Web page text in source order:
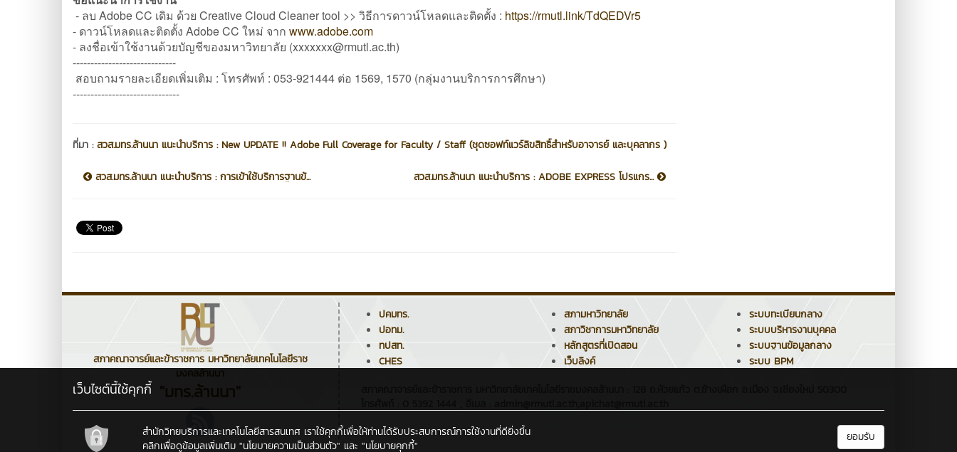
- ลบ Adobe CC เดิม ด้วย Creative Cloud Cleaner tool >> วิธีการดาวน์โหลดและติดตั้ง : https://rmutl.link/TdQEDVr5
- ดาวน์โหลดและติดตั้ง Adobe CC ใหม่ จาก www.adobe.com
- ลงชื่อเข้าใช้งานด้วยบัญชีของมหาวิทยาลัย (xxxxxxx@rmutl.ac.th)
-----------------------------
สอบถามรายละเอียดเพิ่มเติม : โทรศัพท์ : 053-921444 ต่อ 1569, 1570 (กลุ่มงานบริการการศึกษา)
------------------------------
ที่มา :สวส.มทร.ล้านนา แนะนำบริการ : New UPDATE !! Adobe Full Coverage for Faculty / Staff (ชุดซอฟท์แวร์ลิขสิทธิ์สำหรับอาจารย์ และบุคลากร )
สวส.มทร.ล้านนา แนะนำบริการ : การเข้าใช้บริการฐานข้... สวส.มทร.ล้านนา แนะนำบริการ : ADOBE EXPRESS โปรแกร...
สภาคณาจารย์และข้าราชการ มหาวิทยาลัยเทคโนโลยีราช
มงคลล้านนา
"มทร.ล้านนา"
ปคมทร.
ปอทม.
ทปสท.
CHES
สภามหาวิทยาลัย
สภาวิชาการมหาวิทยาลัย
หลักสูตรที่เปิดสอน
เว็บลิงค์
ระบบทะเบียนกลาง
ระบบบริหารงานบุคคล
ระบบฐานข้อมูลกลาง
ระบบ BPM
เว็บไซต์นี้ใช้คุกกี้
สำนักวิทยบริการและเทคโนโลยีสารสนเทศ เราใช้คุกกี้เพื่อให้ท่านได้รับประสบการณ์การใช้งานที่ดียิ่งขึ้น
คลิกเพื่อดูข้อมูลเพิ่มเติม "นโยบายความเป็นส่วนตัว" และ "นโยบายคุกกี้"
ยอมรับ